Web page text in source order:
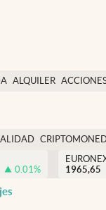
ALQUILER
USA
0.01%
1965,65